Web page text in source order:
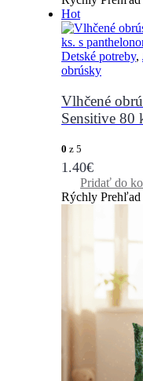
Hot
Detské potreby,
obrúsky
Vlhčené
Sensitive 80
0 z 5
1.40€
Pridať do
Rýchly Prehľad